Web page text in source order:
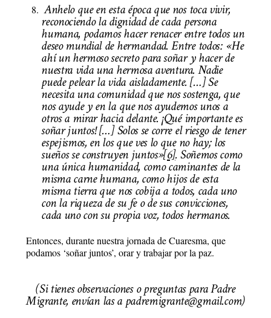
Anhelo que en esta época que nos toca vivir,
reconociendo la dignidad de cada persona
humana, podamos hacer renacer entre todos un
deseo mundial de hermandad. Entre todos: «He
ahí un hermoso secreto para soñar y hacer de
nuestra vida una hermosa aventura. Nadie
puede pelear la vida aisladamente. […] Se
necesita una comunidad que nos sostenga, que
nos ayude y en la que nos ayudemos unos a
otros a mirar hacia delante. ¡Qué importante es
soñar juntos! […] Solos se corre el riesgo de tener
espejismos, en los que ves lo que no hay; los
sueños se construyen juntos»[6]. Soñemos como
una única humanidad, como caminantes de la
misma carne humana, como hijos de esta
misma tierra que nos cobija a todos, cada uno
con la riqueza de su fe o de sus convicciones,
cada uno con su propia voz, todos hermanos.
Entonces, durante nuestra jornada de Cuaresma, que
podamos ‘soñar juntos’, orar y trabajar por la paz.
(Si tienes observaciones o preguntas para Padre
Migrante, envían las a padremigrante@gmail.com)